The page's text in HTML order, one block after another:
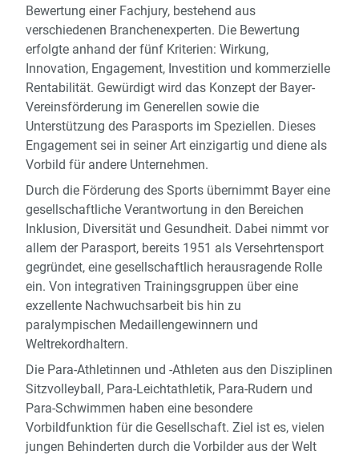
Bewertung einer Fachjury, bestehend aus
verschiedenen Branchenexperten. Die Bewertung
erfolgte anhand der fünf Kriterien: Wirkung,
Innovation, Engagement, Investition und kommerzielle
Rentabilität. Gewürdigt wird das Konzept der Bayer-
Vereinsförderung im Generellen sowie die
Unterstützung des Parasports im Speziellen. Dieses
Engagement sei in seiner Art einzigartig und diene als
Vorbild für andere Unternehmen.
Durch die Förderung des Sports übernimmt Bayer eine
gesellschaftliche Verantwortung in den Bereichen
Inklusion, Diversität und Gesundheit. Dabei nimmt vor
allem der Parasport, bereits 1951 als Versehrtensport
gegründet, eine gesellschaftlich herausragende Rolle
ein. Von integrativen Trainingsgruppen über eine
exzellente Nachwuchsarbeit bis hin zu
paralympischen Medaillengewinnern und
Weltrekordhaltern.
Die Para-Athletinnen und -Athleten aus den Disziplinen
Sitzvolleyball, Para-Leichtathletik, Para-Rudern und
Para-Schwimmen haben eine besondere
Vorbildfunktion für die Gesellschaft. Ziel ist es, vielen
jungen Behinderten durch die Vorbilder aus der Welt